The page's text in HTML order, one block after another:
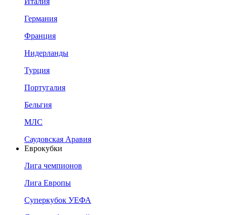
Германия
Франция
Нидерланды
Турция
Португалия
Бельгия
МЛС
Саудовская Аравия
Еврокубки
Лига чемпионов
Лига Европы
Суперкубок УЕФА